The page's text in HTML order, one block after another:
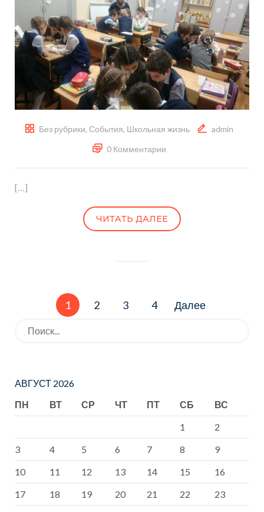
Без рубрики, События, Школьная жизнь
admin
0 Комментарии
[…]
ЧИТАТЬ ДАЛЕЕ
Навигация
1 2 3 4 Далее
АВГУСТ 2026
ПН
ВТ СР ЧТ ПТ СБ
ВС
1
2
3
4 5 6 7 8
9
10
11 12 13 14 15
16
17
18 19 20 21 22
23